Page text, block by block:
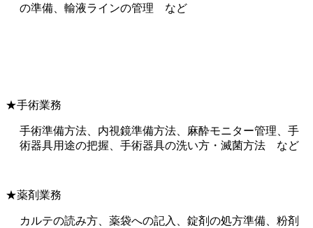
の準備、輸液ラインの管理 など
★手術業務
手術準備方法、内視鏡準備方法、麻酔モニター管理、手
術器具用途の把握、手術器具の洗い方・滅菌方法 など
★薬剤業務
カルテの読み方、薬袋への記入、錠剤の処方準備、粉剤